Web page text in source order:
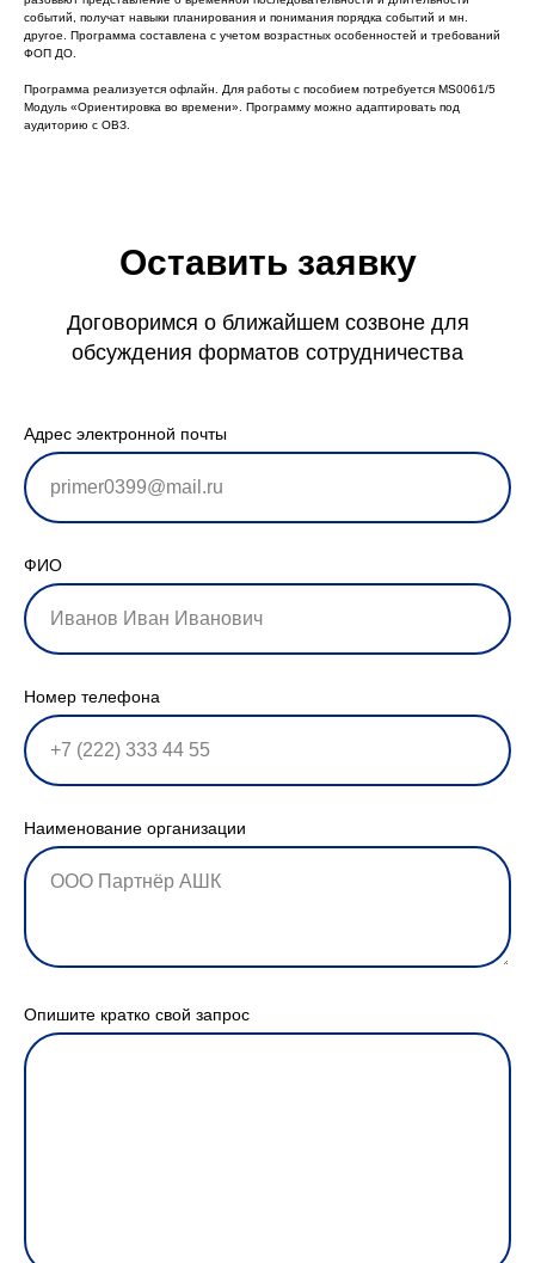
событий, получат навыки планирования и понимания порядка событий и мн.
другое. Программа составлена с учетом возрастных особенностей и требований
ФОП ДО.
Программа реализуется офлайн. Для работы с пособием потребуется MS0061/5
Модуль «Ориентировка во времени». Программу можно адаптировать под
аудиторию с ОВЗ.
Оставить заявку
Договоримся о ближайшем созвоне для
обсуждения форматов сотрудничества
Адрес электронной почты
ФИО
Номер телефона
Наименование организации
Опишите кратко свой запрос